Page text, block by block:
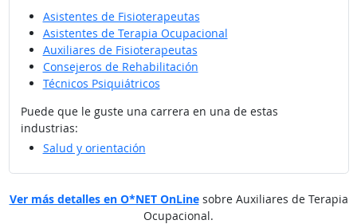
Asistentes de Fisioterapeutas
Asistentes de Terapia Ocupacional
Auxiliares de Fisioterapeutas
Consejeros de Rehabilitación
Técnicos Psiquiátricos
Puede que le guste una carrera en una de estas
industrias:
Salud y orientación
Ver más detalles en O*NET OnLinesobre Auxiliares de Terapia
Ocupacional.